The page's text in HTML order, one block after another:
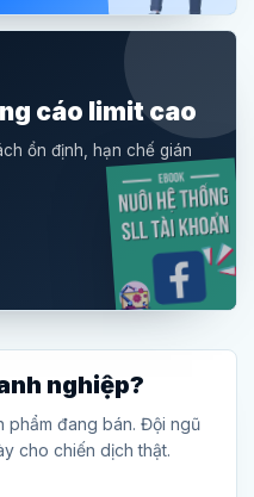
cáo limit cao
ổn định, hạn chế gián
nghiệp?
phẩm đang bán. Đội ngũ
cho chiến dịch thật.